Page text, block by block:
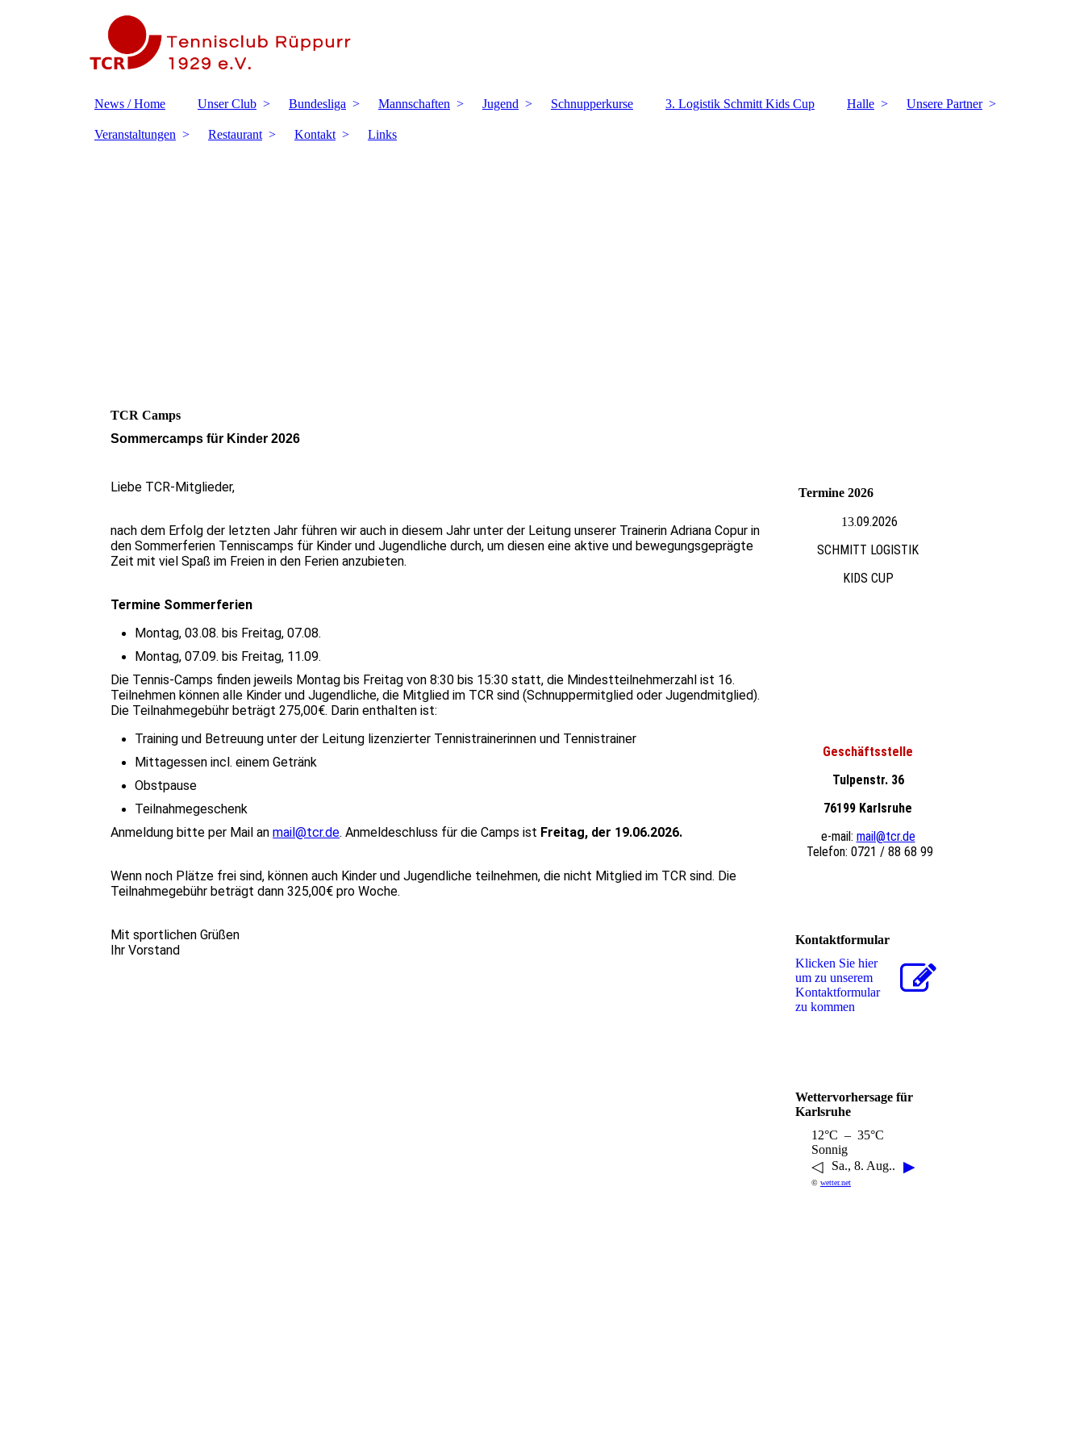
News / Home Unser Club Bundesliga Mannschaften Jugend Schnupperkurse 3. Logistik Schmitt Kids Cup Halle Unsere Partner
Veranstaltungen Restaurant Kontakt Links
TCR Camps
Sommercamps für Kinder 2026
Liebe TCR-Mitglieder,
nach dem Erfolg der letzten Jahr führen wir auch in diesem Jahr unter der Leitung unserer Trainerin Adriana Copur in
den Sommerferien Tenniscamps für Kinder und Jugendliche durch, um diesen eine aktive und bewegungsgeprägte
Zeit mit viel Spaß im Freien in den Ferien anzubieten.
Termine Sommerferien
Montag, 03.08. bis Freitag, 07.08.
Montag, 07.09. bis Freitag, 11.09.
Die Tennis-Camps finden jeweils Montag bis Freitag von 8:30 bis 15:30 statt, die Mindestteilnehmerzahl ist 16.
Teilnehmen können alle Kinder und Jugendliche, die Mitglied im TCR sind (Schnuppermitglied oder Jugendmitglied).
Die Teilnahmegebühr beträgt 275,00€. Darin enthalten ist:
Training und Betreuung unter der Leitung lizenzierter Tennistrainerinnen und Tennistrainer
Mittagessen incl. einem Getränk
Obstpause
Teilnahmegeschenk
Anmeldung bitte per Mail an mail@tcr.de. Anmeldeschluss für die Camps ist Freitag, der 19.06.2026.
Wenn noch Plätze frei sind, können auch Kinder und Jugendliche teilnehmen, die nicht Mitglied im TCR sind. Die
Teilnahmegebühr beträgt dann 325,00€ pro Woche.
Mit sportlichen Grüßen
Ihr Vorstand
Termine 2026
13.09.2026
SCHMITT LOGISTIK
KIDS CUP
Geschäftsstelle
Tulpenstr. 36
76199 Karlsruhe
e-mail: mail@tcr.de
Telefon: 0721 / 88 68 99
Kontaktformular
Klicken Sie hier
um zu unserem
Kon­takt­for­mu­lar
zu kommen
Wettervorhersage für
Karlsruhe
12°C – 35°C
Sonnig
◁ Sa., 8. Aug.. ▶
© wetter.net